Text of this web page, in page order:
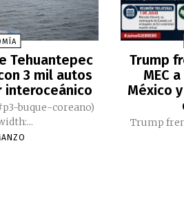
Tehuantepec
3 mil autos
interoceánico
buque-coreano)
{ width:...
Trump
MEC
México
Trump